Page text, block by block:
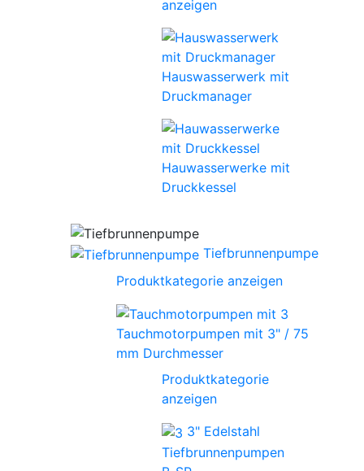
anzeigen
Hauswasserwerk mit
Druckmanager
Hauwasserwerke mit
Druckkessel
Tiefbrunnenpumpe
Produktkategorie anzeigen
Tauchmotorpumpen mit 3" / 75
mm Durchmesser
Produktkategorie
anzeigen
3" Edelstahl
Tiefbrunnenpumpen